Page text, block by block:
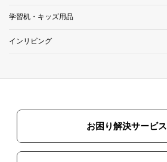
学習机・キッズ用品
インリビング
お困り解決サービス